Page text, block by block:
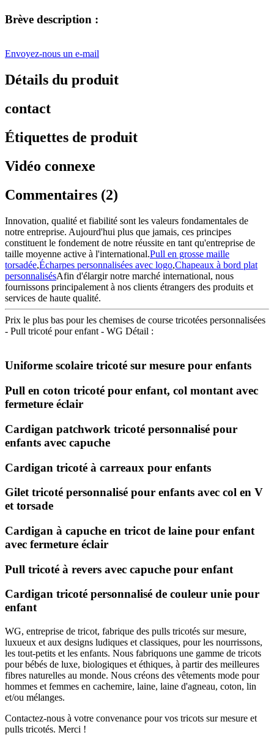
Brève description :
Envoyez-nous un e-mail
Détails du produit
contact
Étiquettes de produit
Vidéo connexe
Commentaires (2)
Innovation, qualité et fiabilité sont les valeurs fondamentales de
notre entreprise. Aujourd'hui plus que jamais, ces principes
constituent le fondement de notre réussite en tant qu'entreprise de
taille moyenne active à l'international.Pull en grosse maille
torsadée,Écharpes personnalisées avec logo,Chapeaux à bord plat
personnalisésAfin d'élargir notre marché international, nous
fournissons principalement à nos clients étrangers des produits et
services de haute qualité.
Prix ​​le plus bas pour les chemises de course tricotées personnalisées
- Pull tricoté pour enfant - WG Détail :
Uniforme scolaire tricoté sur mesure pour enfants
Pull en coton tricoté pour enfant, col montant avec
fermeture éclair
Cardigan patchwork tricoté personnalisé pour
enfants avec capuche
Cardigan tricoté à carreaux pour enfants
Gilet tricoté personnalisé pour enfants avec col en V
et torsade
Cardigan à capuche en tricot de laine pour enfant
avec fermeture éclair
Pull tricoté à revers avec capuche pour enfant
Cardigan tricoté personnalisé de couleur unie pour
enfant
WG, entreprise de tricot, fabrique des pulls tricotés sur mesure,
luxueux et aux designs ludiques et classiques, pour les nourrissons,
les tout-petits et les enfants. Nous fabriquons une gamme de tricots
pour bébés de luxe, biologiques et éthiques, à partir des meilleures
fibres naturelles au monde. Nous créons des vêtements mode pour
hommes et femmes en cachemire, laine, laine d'agneau, coton, lin
et/ou mélanges.
Contactez-nous à votre convenance pour vos tricots sur mesure et
pulls tricotés. Merci !